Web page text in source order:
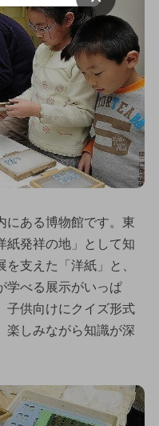
にある博物館です。東
紙発祥の地」として知
支えた「洋紙」と、
学べる展示がいっぱ
子供向けにクイズ形式
楽しみながら知識が深